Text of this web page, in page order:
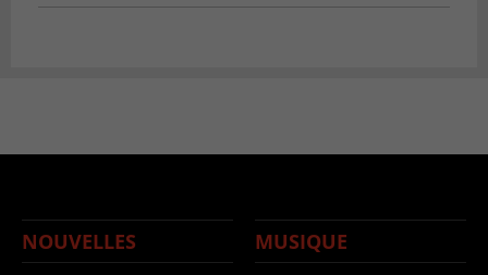
NOUVELLES MUSIQUE